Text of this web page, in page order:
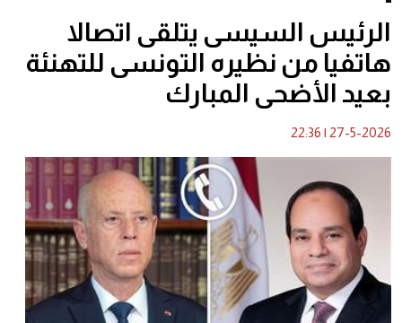
الرئيس السيسى يتلقى اتصالا
هاتفيا من نظيره التونسى للتهنئة
بعيد الأضحى المبارك
27-5-2026
|
22:36